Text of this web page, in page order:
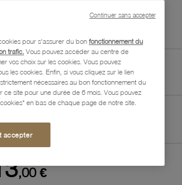
détaillées
Livraison, Retours et Garantie
,00 €
pour s'assurer du bon fonctionnement du
trafic. Vous pouvez accéder au centre de
vos choix sur les cookies. Vous pouvez
les cookies. Enfin, si vous cliquez sur le lien
nécessaires au bon fonctionnement du
ce site pour une durée de 6 mois. Vous pouvez
en bas de chaque page de notre site.
accepter
Continuer sans accepter